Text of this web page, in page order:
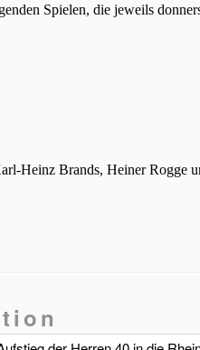
Spielen, die jeweils
Heinz Brands, Heiner Rogge